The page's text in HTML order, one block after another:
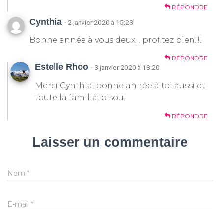
RÉPONDRE
Cynthia · 2 janvier 2020 à 15:23
Bonne année à vous deux… profitez bien!!!
RÉPONDRE
Estelle Rhoo · 3 janvier 2020 à 18:20
Merci Cynthia, bonne année à toi aussi et
toute la familia, bisou!
RÉPONDRE
Laisser un commentaire
Nom *
E-mail *